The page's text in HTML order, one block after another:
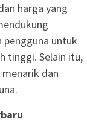
harga yang
pengguna untuk
tinggi. Selain itu,
dan